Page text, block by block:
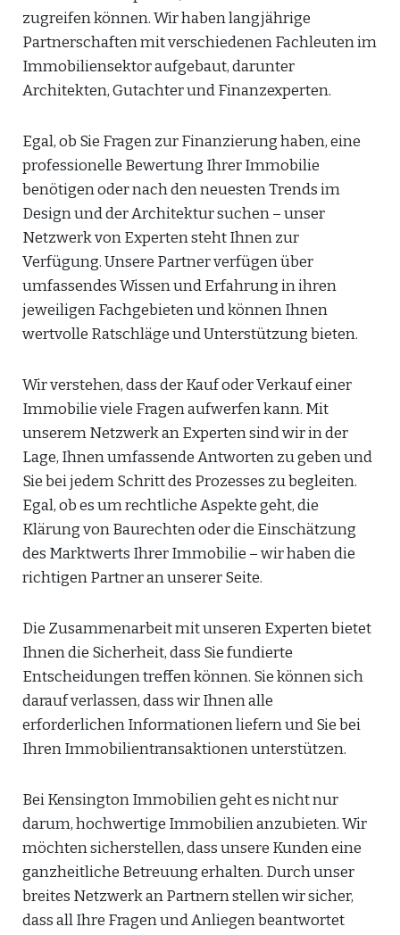
zugreifen können. Wir haben langjährige
Partnerschaften mit verschiedenen Fachleuten im
Immobiliensektor aufgebaut, darunter
Architekten, Gutachter und Finanzexperten.
Egal, ob Sie Fragen zur Finanzierung haben, eine
professionelle Bewertung Ihrer Immobilie
benötigen oder nach den neuesten Trends im
Design und der Architektur suchen – unser
Netzwerk von Experten steht Ihnen zur
Verfügung. Unsere Partner verfügen über
umfassendes Wissen und Erfahrung in ihren
jeweiligen Fachgebieten und können Ihnen
wertvolle Ratschläge und Unterstützung bieten.
Wir verstehen, dass der Kauf oder Verkauf einer
Immobilie viele Fragen aufwerfen kann. Mit
unserem Netzwerk an Experten sind wir in der
Lage, Ihnen umfassende Antworten zu geben und
Sie bei jedem Schritt des Prozesses zu begleiten.
Egal, ob es um rechtliche Aspekte geht, die
Klärung von Baurechten oder die Einschätzung
des Marktwerts Ihrer Immobilie – wir haben die
richtigen Partner an unserer Seite.
Die Zusammenarbeit mit unseren Experten bietet
Ihnen die Sicherheit, dass Sie fundierte
Entscheidungen treffen können. Sie können sich
darauf verlassen, dass wir Ihnen alle
erforderlichen Informationen liefern und Sie bei
Ihren Immobilientransaktionen unterstützen.
Bei Kensington Immobilien geht es nicht nur
darum, hochwertige Immobilien anzubieten. Wir
möchten sicherstellen, dass unsere Kunden eine
ganzheitliche Betreuung erhalten. Durch unser
breites Netzwerk an Partnern stellen wir sicher,
dass all Ihre Fragen und Anliegen beantwortet